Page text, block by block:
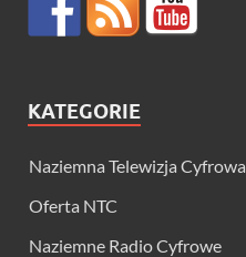
KATEGORIE
Naziemna Telewizja Cyfrowa
Oferta NTC
Naziemne Radio Cyfrowe